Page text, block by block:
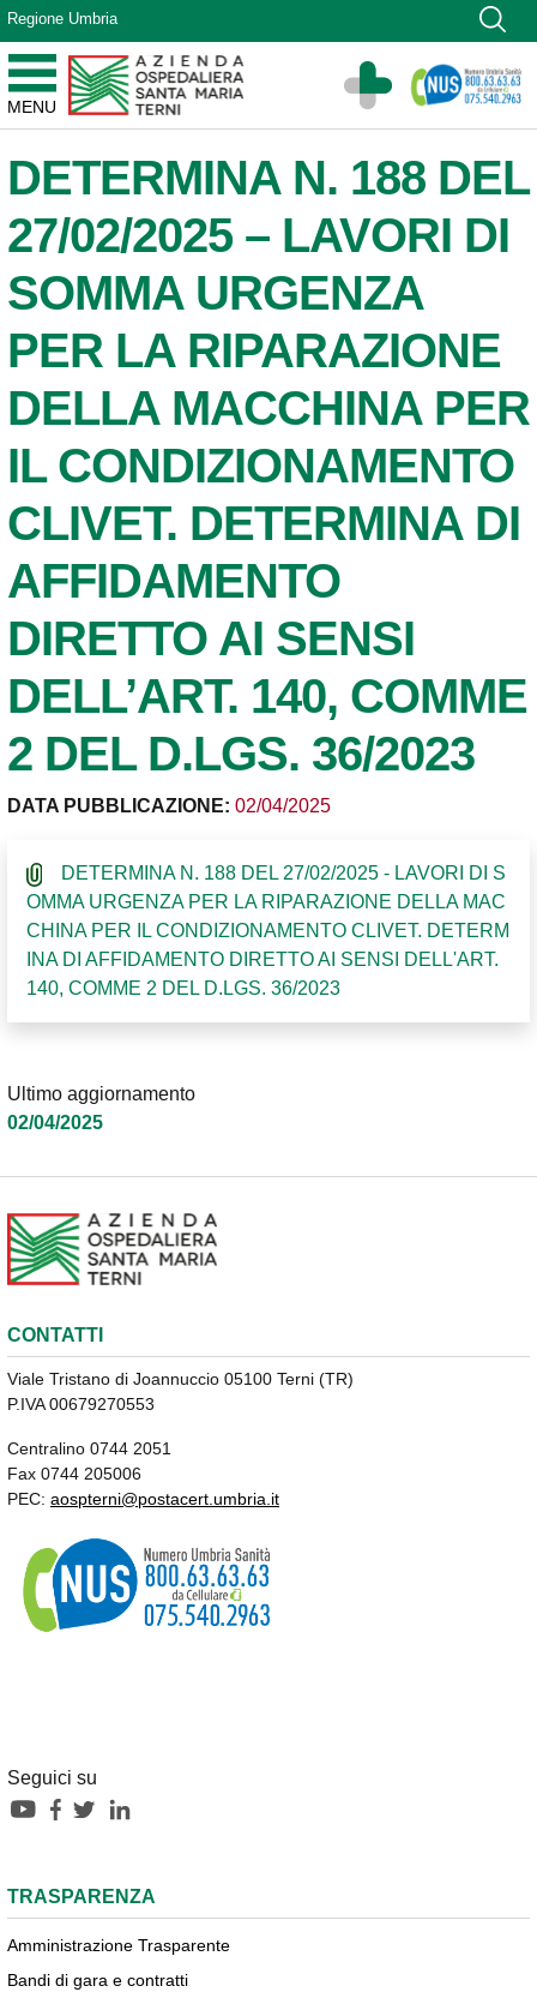
Vai ai contenuti
Vai al menu di navigazione
Vai al footer
Regione Umbria
MENU
Azienda Ospedaliera Santa Maria di Terni
Sito Istituzionale
DETERMINA N. 188 DEL
27/02/2025 – LAVORI DI
SOMMA URGENZA
PER LA RIPARAZIONE
DELLA MACCHINA PER
IL CONDIZIONAMENTO
CLIVET. DETERMINA DI
AFFIDAMENTO
DIRETTO AI SENSI
DELL’ART. 140, COMME
2 DEL D.LGS. 36/2023
DATA PUBBLICAZIONE: 02/04/2025
DETERMINA N. 188 DEL 27/02/2025 - LAVORI DI S
OMMA URGENZA PER LA RIPARAZIONE DELLA MAC
CHINA PER IL CONDIZIONAMENTO CLIVET. DETERM
INA DI AFFIDAMENTO DIRETTO AI SENSI DELL'ART.
140, COMME 2 DEL D.LGS. 36/2023
Ultimo aggiornamento
02/04/2025
CONTATTI
Viale Tristano di Joannuccio 05100 Terni (TR)
P.IVA 00679270553
Centralino 0744 2051
Fax 0744 205006
PEC: aospterni@postacert.umbria.it
Seguici su
TRASPARENZA
Amministrazione Trasparente
Bandi di gara e contratti